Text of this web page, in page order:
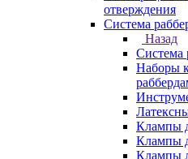
отверждения
Система
Назад
Система
Наборы
Клампы
Клампы
Клампы